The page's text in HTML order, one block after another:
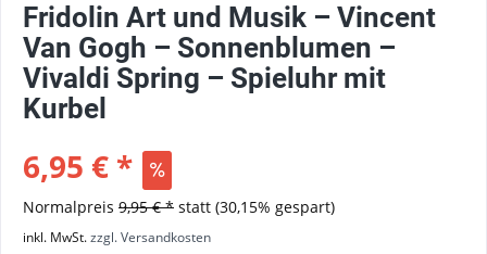
Fridolin Art und Musik – Vincent
Van Gogh – Sonnenblumen –
Vivaldi Spring – Spieluhr mit
Kurbel
6,95 € *
Normalpreis 9,95 € * statt (30,15% gespart)
inkl. MwSt.zzgl. Versandkosten